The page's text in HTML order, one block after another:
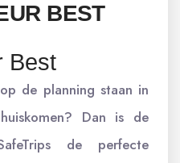
BEST
Best
de planning staan in
Dan is de
de perfecte